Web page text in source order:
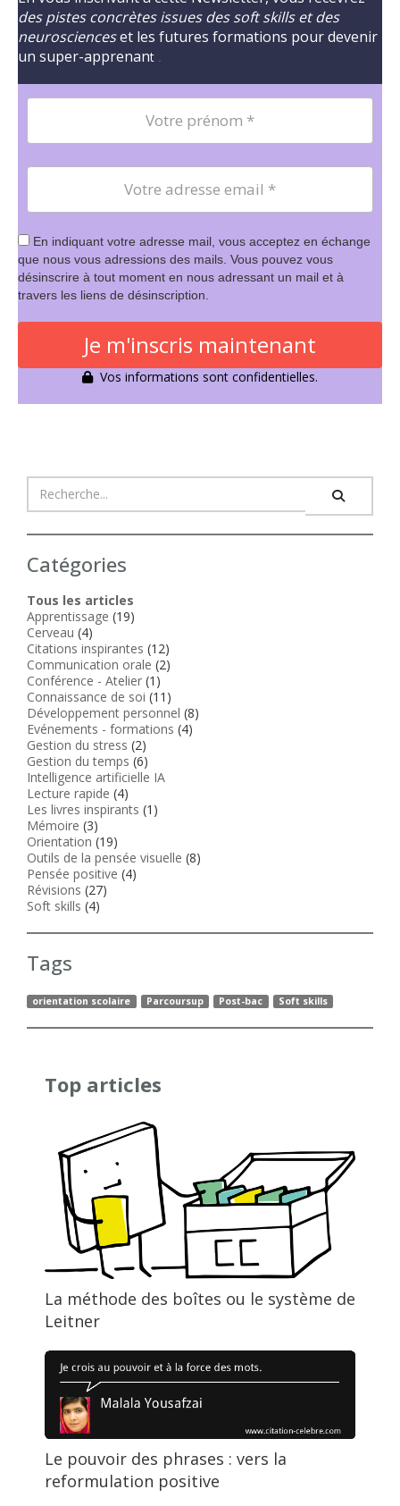
des pistes concrètes issues des soft skills et des
neuroscienceset les futures formations pour devenir
un super-apprenant
En indiquant votre adresse mail, vous acceptez en échange
que nous vous adressions des mails. Vous pouvez vous
désinscrire à tout moment en nous adressant un mail et à
travers les liens de désinscription.
Je m'inscris maintenant
Vos informations sont confidentielles.
Catégories
Tous les articles
Apprentissage (19)
Cerveau (4)
Citations inspirantes (12)
Communication orale (2)
Conférence - Atelier (1)
Connaissance de soi (11)
Développement personnel (8)
Evénements - formations (4)
Gestion du stress (2)
Gestion du temps (6)
Intelligence artificielle IA
Lecture rapide (4)
Les livres inspirants (1)
Mémoire (3)
Orientation (19)
Outils de la pensée visuelle (8)
Pensée positive (4)
Révisions (27)
Soft skills (4)
Tags
orientation scolaire Parcoursup Post-bac Soft skills
Top articles
La méthode des boîtes ou le système de
Leitner
Le pouvoir des phrases : vers la
reformulation positive